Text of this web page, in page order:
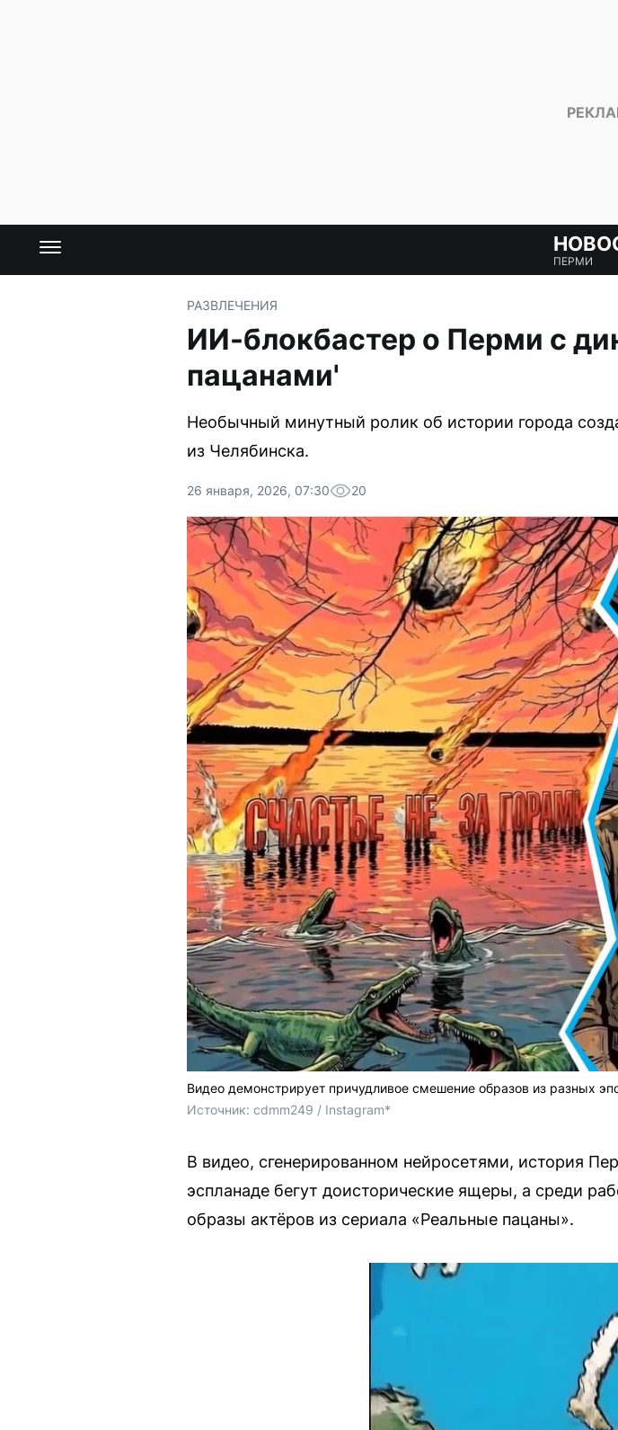
ПЕРМИ
РАЗВЛЕЧЕНИЯ
ИИ-блокбастер о Перми с
пацанами'
Необычный минутный ролик об истории города
из Челябинска.
26 января, 2026, 07:30 20
Видео демонстрирует причудливое смешение образов из разных
Источник: cdmm249 / Instagram*
В видео, сгенерированном нейросетями, история
эспланаде бегут доисторические ящеры, а среди
образы актёров из сериала «Реальные пацаны».